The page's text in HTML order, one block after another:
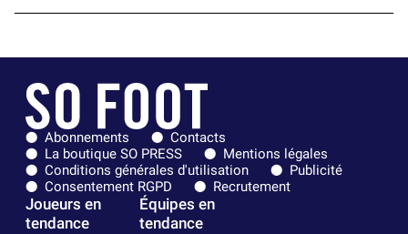
Abonnements
Contacts
La boutique SO PRESS
Mentions légales
Conditions générales d'utilisation
Publicité
Consentement RGPD
Recrutement
Joueurs en
tendance
Équipes en
tendance